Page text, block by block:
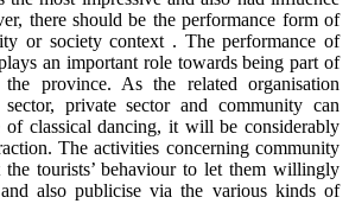
there should be the performance form of
or society context . The performance of
an important role towards being part of
province. As the related organisation
private sector and community can
of classical dancing, it will be considerably
The activities concerning community
the tourists’ behaviour to let them willingly
also publicise via the various kinds of